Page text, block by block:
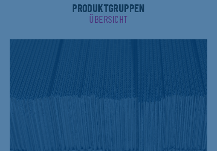
PRODUKTGRUPPEN
ÜBERSICHT